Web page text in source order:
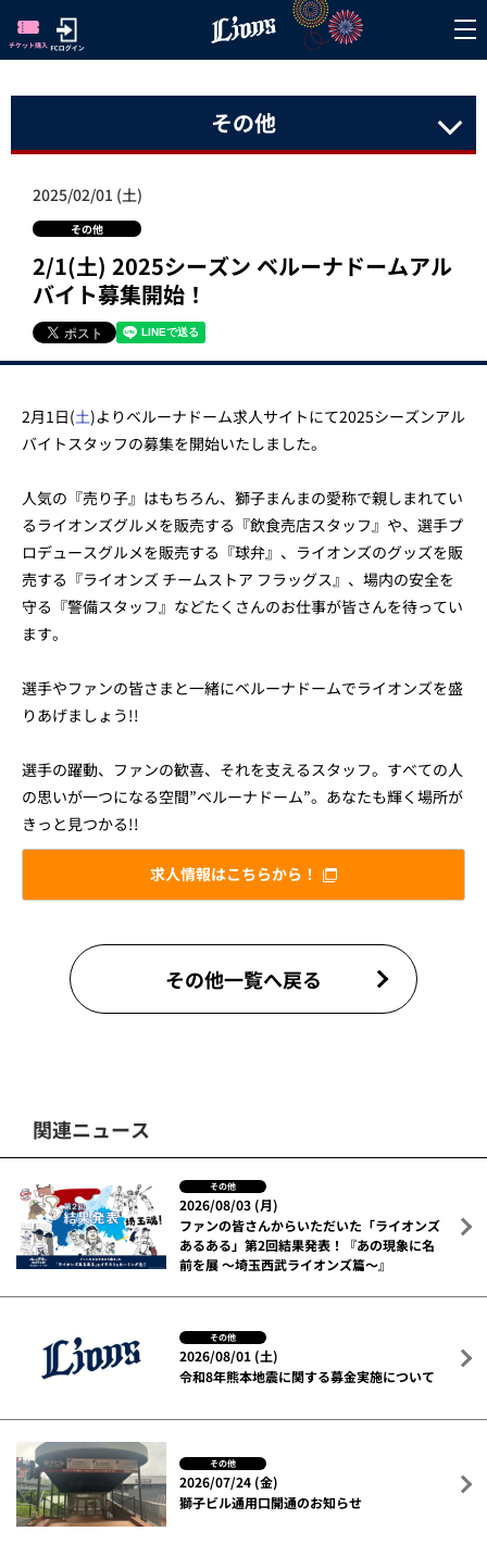
その他
2025/02/01 (土)
その他
2/1(土) 2025シーズン ベルーナドームアル
バイト募集開始！
2月1日(土)よりベルーナドーム求人サイトにて2025シーズンアル
バイトスタッフの募集を開始いたしました。
人気の『売り子』はもちろん、獅子まんまの愛称で親しまれてい
るライオンズグルメを販売する『飲食売店スタッフ』や、選手プ
ロデュースグルメを販売する『球弁』、ライオンズのグッズを販
売する『ライオンズ チームストア フラッグス』、場内の安全を
守る『警備スタッフ』などたくさんのお仕事が皆さんを待ってい
ます。
選手やファンの皆さまと一緒にベルーナドームでライオンズを盛
りあげましょう!!
選手の躍動、ファンの歓喜、それを支えるスタッフ。すべての人
の思いが一つになる空間”ベルーナドーム”。あなたも輝く場所が
きっと見つかる!!
求人情報はこちらから！
その他一覧へ戻る
関連ニュース
その他
2026/08/03 (月)
ファンの皆さんからいただいた「ライオンズ
あるある」第2回結果発表！『あの現象に名
前を展 ～埼玉西武ライオンズ篇～』
その他
2026/08/01 (土)
令和8年熊本地震に関する募金実施について
その他
2026/07/24 (金)
獅子ビル通用口開通のお知らせ